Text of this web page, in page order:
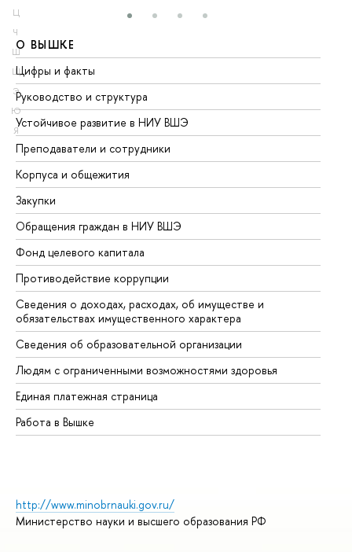
Ц
Ч
Ш
Щ
Э
Ю
Я
О ВЫШКЕ
Цифры и факты
Руководство и структура
Устойчивое развитие в НИУ ВШЭ
Преподаватели и сотрудники
Корпуса и общежития
Закупки
Обращения граждан в НИУ ВШЭ
Фонд целевого капитала
Противодействие коррупции
Сведения о доходах, расходах, об имуществе и
обязательствах имущественного характера
Сведения об образовательной организации
Людям с ограниченными возможностями здоровья
Единая платежная страница
Работа в Вышке
http://www.minobrnauki.gov.ru/
Министерство науки и высшего образования РФ